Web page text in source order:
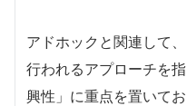
アドホックと関連して
行われるアプローチを
興性」に重点を置いて